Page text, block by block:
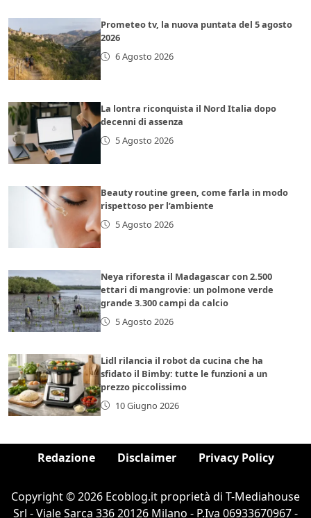
Prometeo tv, la nuova puntata del 5 agosto
2026
6 Agosto 2026
La lontra riconquista il Nord Italia dopo
decenni di assenza
5 Agosto 2026
Beauty routine green, come farla in modo
rispettoso per l’ambiente
5 Agosto 2026
Neya riforesta il Madagascar con 2.500
ettari di mangrovie: un polmone verde
grande 3.300 campi da calcio
5 Agosto 2026
Lidl rilancia il robot da cucina che ha
sfidato il Bimby: tutte le funzioni a un
prezzo piccolissimo
10 Giugno 2026
Redazione Disclaimer Privacy Policy
Copyright © 2026 Ecoblog.it proprietà di T-Mediahouse
Srl - Viale Sarca 336 20126 Milano - P.Iva 06933670967 -